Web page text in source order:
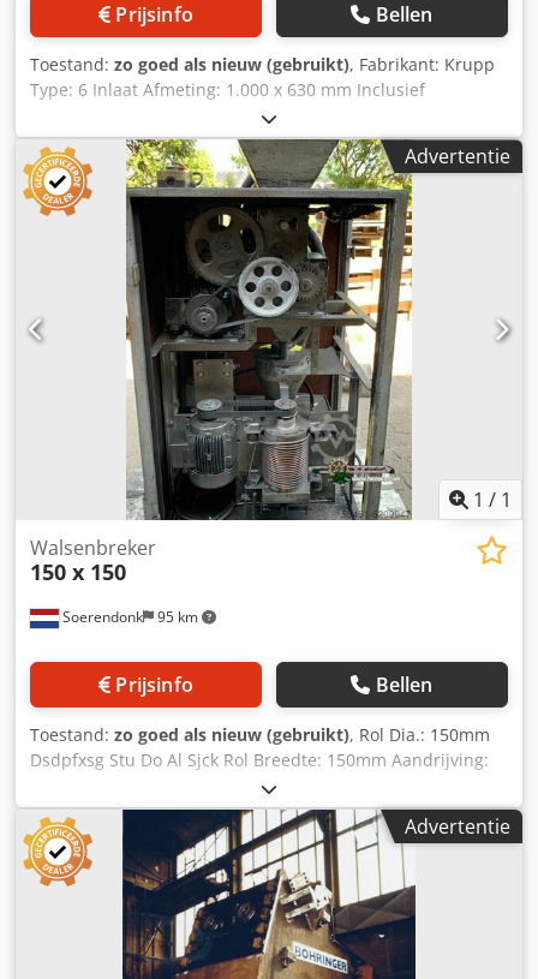
Prijsinfo Bellen
Toestand: zo goed als nieuw (gebruikt), Fabrikant: Krupp
Type: 6 Inlaat Afmeting: 1.000 x 630 mm Inclusief
aandrijving Bekijk het PDF-Document hier onder voor meer
specifieke informatie. Breker is gestraald en gespoten.
Dcodpfxeg Sxrve Al Sjk
Advertentie
1 / 1
Soerendonk 95 km
Walsenbreker
150 x 150
Prijsinfo Bellen
Toestand: zo goed als nieuw (gebruikt), Rol Dia.: 150mm
Dsdpfxsg Stu Do Al Sjck Rol Breedte: 150mm Aandrijving:
Advertentie